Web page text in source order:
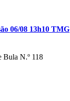
06/08 13h10 TMG
Bula N.º 118